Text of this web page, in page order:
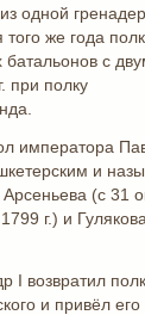
одной
же года
батальонов с
при полку
императора
и
(с 31
г.) и
I возвратил
и привёл его